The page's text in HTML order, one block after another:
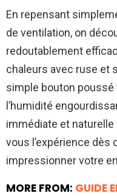
En repensant
de ventilation, on
redoutablement
chaleurs avec ruse et
simple bouton
l’humidité
immédiate et
vous l’expérience dès
impressionner votre
MORE FROM: GUIDE